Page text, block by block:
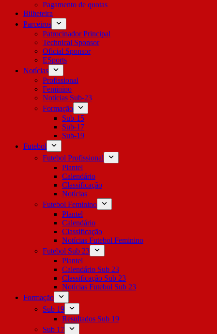
Pagamento de quotas
Bilheteira
Parceiros
Patrocinador Principal
Technical Sponsor
Oficial Sponsor
ESports
Notícias
Profissional
Feminino
Notícias Sub-23
Formação
Sub-15
Sub-17
Sub-19
Futebol
Futebol Profissional
Plantel
Calendário
Classificação
Notícias
Futebol Feminino
Plantel
Calendário
Classificação
Notícias Futebol Feminino
Futebol Sub 23
Plantel
Calendário Sub 23
Classificação Sub 23
Notícias Futebol Sub 23
Formação
Sub 19
Resultados Sub 19
Sub 17